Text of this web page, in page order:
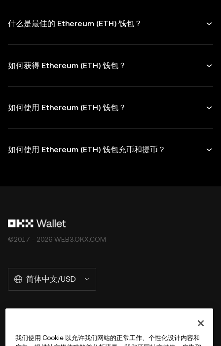
什么是最佳的 Ethereum (ETH) 钱包？
如何获得 Ethereum (ETH) 钱包？
如何使用 Ethereum (ETH) 钱包？
如何使用 Ethereum (ETH) 钱包充币和提币？
©2017 - 2026 WEB3.OKX.COM
简体中文/USD
我们使用 Cookie 以允许我们网站的正常工作、个性化设计内容和